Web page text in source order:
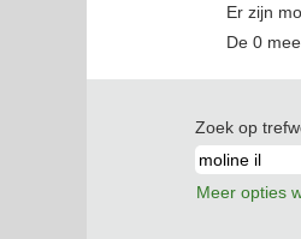
Er zijn
De 0
Zoek op
Meer opties